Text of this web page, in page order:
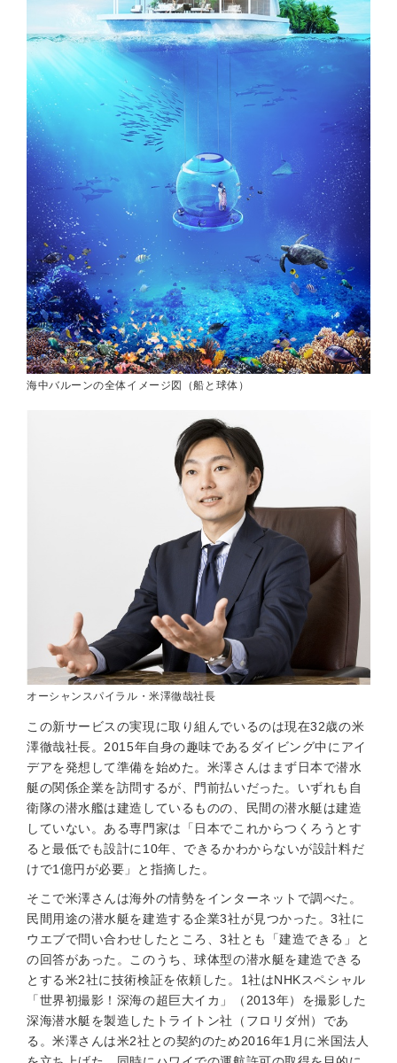
海中バルーンの全体イメージ図（船と球体）
オーシャンスパイラル・米澤徹哉社長
この新サービスの実現に取り組んでいるのは現在32歳の米
澤徹哉社長。2015年自身の趣味であるダイビング中にアイ
デアを発想して準備を始めた。米澤さんはまず日本で潜水
艇の関係企業を訪問するが、門前払いだった。いずれも自
衛隊の潜水艦は建造しているものの、民間の潜水艇は建造
していない。ある専門家は「日本でこれからつくろうとす
ると最低でも設計に10年、できるかわからないが設計料だ
けで1億円が必要」と指摘した。
そこで米澤さんは海外の情勢をインターネットで調べた。
民間用途の潜水艇を建造する企業3社が見つかった。3社に
ウエブで問い合わせしたところ、3社とも「建造できる」と
の回答があった。このうち、球体型の潜水艇を建造できる
とする米2社に技術検証を依頼した。1社はNHKスペシャル
「世界初撮影！深海の超巨大イカ」（2013年）を撮影した
深海潜水艇を製造したトライトン社（フロリダ州）であ
る。米澤さんは米2社との契約のため2016年1月に米国法人